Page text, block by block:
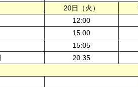
20日（火）
12:00
15:00
15:05
20:35